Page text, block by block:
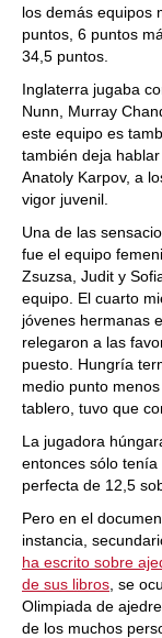
los demás equipos
puntos, 6 puntos
34,5 puntos.
Inglaterra jugaba
Nunn, Murray
este equipo es
también deja
Anatoly Karpov, a
vigor juvenil.
Una de las
fue el equipo
Zsuzsa, Judit y
equipo. El cuarto
jóvenes hermanas
relegaron a las
puesto. Hungría
medio punto
tablero, tuvo que
La jugadora
entonces sólo
perfecta de 12,5
Pero en el
instancia,
ha escrito sobre
de sus libros , se
Olimpiada de
de los muchos